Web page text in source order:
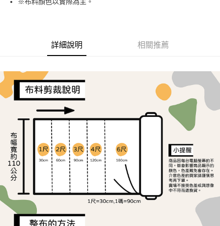
大哥付你分期
2.付款方式選擇「大哥付你分期」，訂單成立後會自動跳轉到大哥付的交易
流程，驗證手機門號後，選擇欲分期的期數、繳款截止日，確認付款後即完
3.實際核准額度、可分期數及費用金額請依後續交易確認頁面所載為準。
4.訂單成立30分鐘內，如未前往確認交易或遇審核未通過，訂單將自動取
消。如遇「轉專審核」未通過狀況，表示未達大哥付你分期系統評分，恕無
法說明評估內容。
1.分期款項不併入電信帳單，「大哥付你分期」於每月結算日後寄送繳費提
2.透過簡訊連結打開帳單後，可選擇「超商條碼／台灣大直營門市／銀行轉
帳／街口支付／iPASS MONEY」等通路繳費。
【注意事項】
1.本服務係由「台灣大哥大股份有限公司」（以下簡稱本公司）所提供，讓
用戶於交易時，得透過本服務購買商品或服務，並由商店將買賣／分期付款
買賣價金債權讓與本公司後，依約使用本公司帳單繳交帳款。
2.基於同意付款使用「大哥付你分期」之契約關係目的，商店將以您的個人
資料（包含姓名、電話或地址）提供予台灣大哥大進項蒐集、處理及利用，
由本公司與您本人進行分期帳單所需資料之確認、核對及更正。
3.完整用戶服務條款，請詳閱以下連結：
【關於「AFTEE先享後付」】
便利好安心！
１．簡單：不需註冊會員、不需綁卡、不需儲值。
２．便利：只要手機號碼，簡訊認證，即可結帳。
３．安心：先確認商品／服務後，再付款。
【「AFTEE先享後付」結帳流程】
１．於結帳方式選擇「AFTEE先享後付」後，將跳轉至「AFTEE先享後付」
結帳頁面，進行簡訊認證並確認金額後，即可完成結帳。
２．訂單成立數日內，您將收到繳費通知簡訊。
３．收到繳費通知簡訊後14天內，點擊此簡訊中的連結，可透過四大超商／
ATM／網路銀行／等多元方式進行付款，方視為交易完成。
※ 請注意：結帳手續完成當下不需立刻繳費，但若您需要取消訂單，請聯絡
購買商品的店家。未經商家同意取消之訂單仍視為有效，需透過AFTEE先享
後付繳納相關費用。
※ 交易是否成功請以「AFTEE先享後付 」之結帳頁面顯示為準，若有關於
是否繳費成功／繳費後需取消欲退款等相關疑問，請聯繫「AFTEE先享後付
客戶支援中心」https://netprotections.freshdesk.com/support/home
運送方式
每筆NT$65，滿NT$1,500(含以上)免運費
7-11取貨付款
每筆NT$65，滿NT$1,500(含以上)免運費
宅配
每筆NT$150，滿NT$1,500(含以上)免運費
離島宅配
每筆NT$240
詳細說明 相關推薦